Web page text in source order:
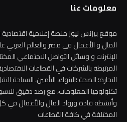
معلومات عنا
موقع بيزنس نيوز منصة إعلامية
المال و الأعمال في مصر والعالم العربي
الإنترنت و وسائل التواصل الاجتماعي
المرتبطة بالشركات في القطاعات
التجارة؛ الصحة ؛البنوك، التأمين، السياحة
تكنولوجيا المعلومات، مع رصد دقيق
وأنشطة قادة ورواد المال والأعمال في
المختلفة في كافة القطاعات